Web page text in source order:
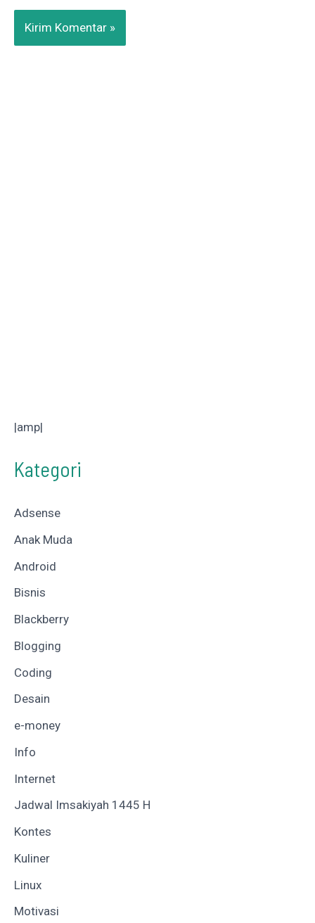
|amp|
Kategori
Adsense
Anak Muda
Android
Bisnis
Blackberry
Blogging
Coding
Desain
e-money
Info
Internet
Jadwal Imsakiyah 1445 H
Kontes
Kuliner
Linux
Motivasi